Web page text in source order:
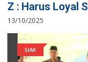
Z : Harus Loyal
13/10/2025
SIAK